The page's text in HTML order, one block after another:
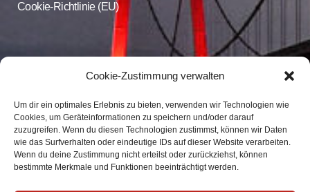
Cookie-Zustimmung verwalten
Um dir ein optimales Erlebnis zu bieten, verwenden wir Technologien wie
Cookies, um Geräteinformationen zu speichern und/oder darauf
zuzugreifen. Wenn du diesen Technologien zustimmst, können wir Daten
wie das Surfverhalten oder eindeutige IDs auf dieser Website verarbeiten.
Wenn du deine Zustimmung nicht erteilst oder zurückziehst, können
bestimmte Merkmale und Funktionen beeinträchtigt werden.
Cookie-Richtlinie (EU)
CDU Online
Folgen Sie der CDU Emmerich auf Facebook und Instagram
CDU Emmerich
CDU Emmerich